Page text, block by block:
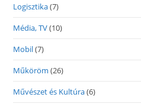
Logisztika(7)
Média, TV(10)
Mobil(7)
Műköröm (26)
Művészet és Kultúra(6)